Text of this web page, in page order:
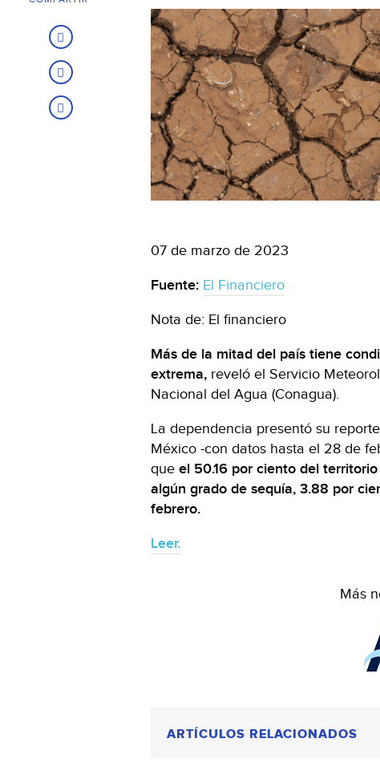
07 de marzo de 2023
Fuente: El Financiero
Nota de: El financiero
Más de la mitad del país tiene
extrema, reveló el Servicio
Nacional del Agua (Conagua).
La dependencia presentó su
México -con datos hasta el 28 de
que el 50.16 por ciento del
algún grado de sequía, 3.88 por
febrero.
Leer.
Más
ARTÍCULOS RELACIONADOS